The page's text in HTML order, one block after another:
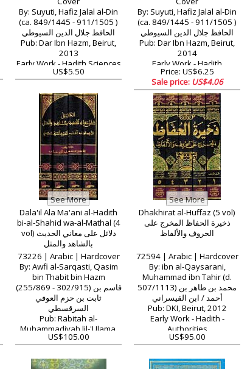
By: Suyuti, Hafiz Jalal al-Din
(ca. 849/1445 - 911/1505 )
الحافظ جلال الدين السيوطي
Pub: Dar Ibn Hazm, Beirut,
2013
Early Work - Hadith Sciences
- Poetry
US$5.50
By: Suyuti, Hafiz Jalal al-Din
(ca. 849/1445 - 911/1505 )
الحافظ جلال الدين السيوطي
Pub: Dar Ibn Hazm, Beirut,
2014
Early Work - Hadith
Evidences
Price: US$6.25
Sale price: US$4.06
Dala'il Ala Ma'ani al-Hadith
bi-al-Shahid wa-al-Mathal (4
vol) دلائل على معاني الحديث
بالشاهد والمثل
73226 | Arabic | Hardcover
By: Awfi al-Sarqasti, Qasim
bin Thabit bin Hazm
(255/869 - 302/915) قاسم بن
ثابت بن حزم العوفي
السرقسطي
Pub: Rabitah al-
Muhammadiyah lil-'Ulama,
Rabat 2011
Authorities
US$105.00
Dhakhirat al-Huffaz (5 vol)
ذخيرة الحفاظ المخرج على
الحروف والألفاظ
72594 | Arabic | Hardcover
By: ibn al-Qaysarani,
Muhammad ibn Tahir (d.
507/1113) محمد بن طاهر بن
أحمد / ابن القيسراني
Pub: DKI, Beirut, 2012
Early Work - Hadith -
Authorities
US$95.00